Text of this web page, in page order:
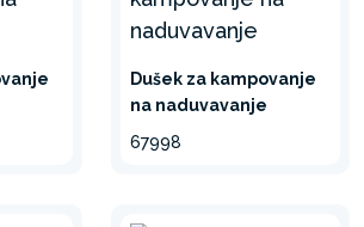
Dušek za kampovanje
na naduvavanje
67998